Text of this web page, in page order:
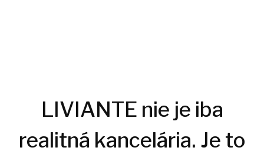
LIVIANTE nie je iba
realitná kancelária. Je to